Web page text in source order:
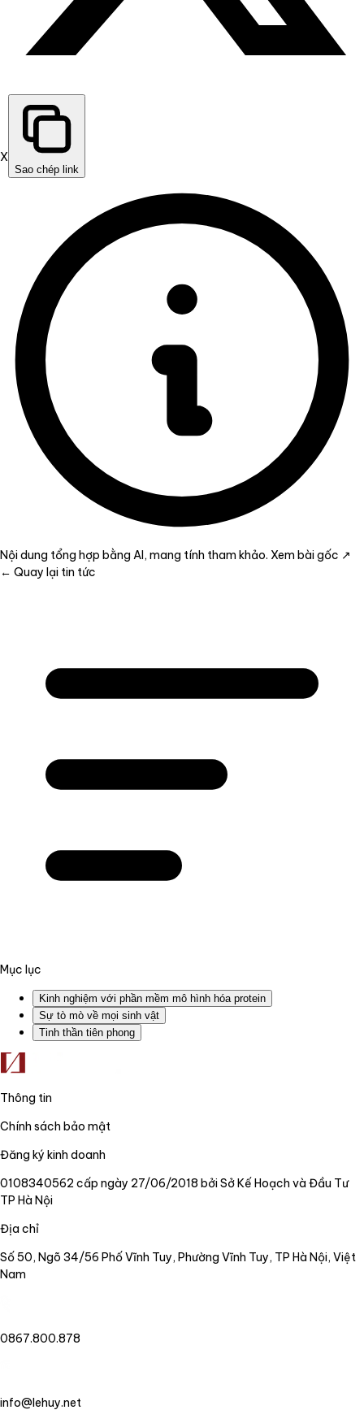
X
Sao chép link
Nội dung tổng hợp bằng AI, mang tính tham khảo. Xem bài gốc ↗
← Quay lại tin tức
Mục lục
Kinh nghiệm với phần mềm mô hình hóa protein
Sự tò mò về mọi sinh vật
Tinh thần tiên phong
Thông tin
Chính sách bảo mật
Đăng ký kinh doanh
0108340562 cấp ngày 27/06/2018 bởi Sở Kế Hoạch và Đầu Tư
TP Hà Nội
Địa chỉ
Số 50, Ngõ 34/56 Phố Vĩnh Tuy, Phường Vĩnh Tuy, TP Hà Nội, Việt
Nam
0867.800.878
info@lehuy.net